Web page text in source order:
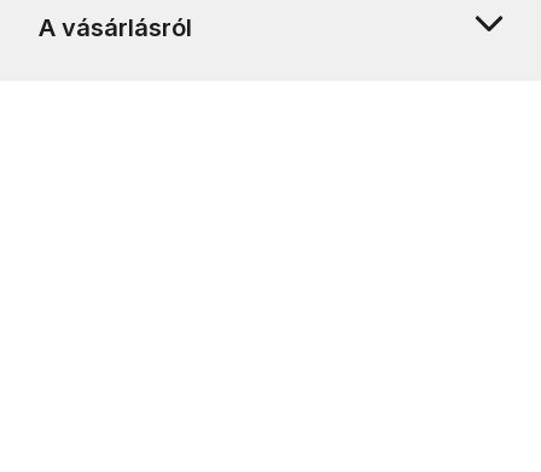
A vásárlásról